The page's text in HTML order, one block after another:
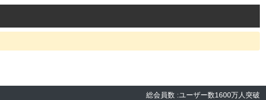
総会員数 :ユーザー数1600万人 突破